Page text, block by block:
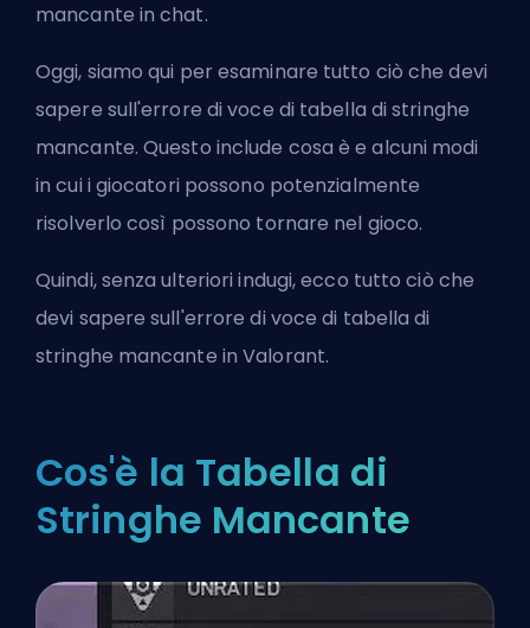
mancante in chat.
Oggi, siamo qui per esaminare tutto ciò che devi
sapere sull'errore di voce di tabella di stringhe
mancante. Questo include cosa è e alcuni modi
in cui i giocatori possono potenzialmente
risolverlo così possono tornare nel gioco.
Quindi, senza ulteriori indugi, ecco tutto ciò che
devi sapere sull'errore di voce di tabella di
stringhe mancante in Valorant.
Cos'è la Tabella di
Stringhe Mancante